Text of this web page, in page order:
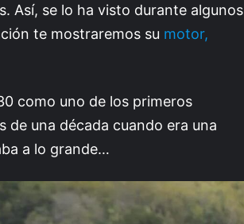
Así, se lo ha visto durante algunos
te mostraremos su motor,
como uno de los primeros
de una década cuando era una
a lo grande…